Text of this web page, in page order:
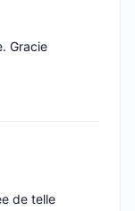
Gracie
de telle